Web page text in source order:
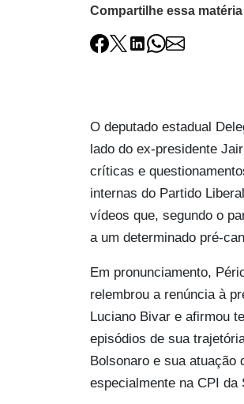
Compartilhe essa matéria
O deputado estadual
lado do ex-presidente
críticas e
internas do Partido
vídeos que, segundo o
a um determinado pré-
Em pronunciamento,
relembrou a renúncia à
Luciano Bivar e afirmou
episódios de sua
Bolsonaro e sua atuação
especialmente na CPI da